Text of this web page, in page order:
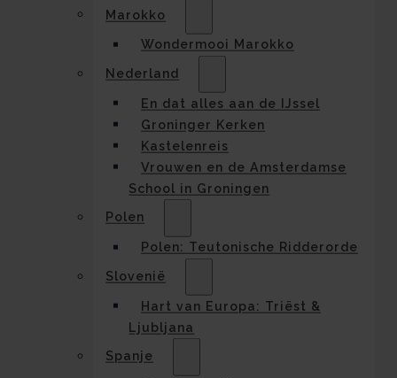
Marokko
Wondermooi Marokko
Nederland
En dat alles aan de IJssel
Groninger Kerken
Kastelenreis
Vrouwen en de Amsterdamse
School in Groningen
Polen
Polen: Teutonische Ridderorde
Slovenië
Hart van Europa: Triëst &
Ljubljana
Spanje